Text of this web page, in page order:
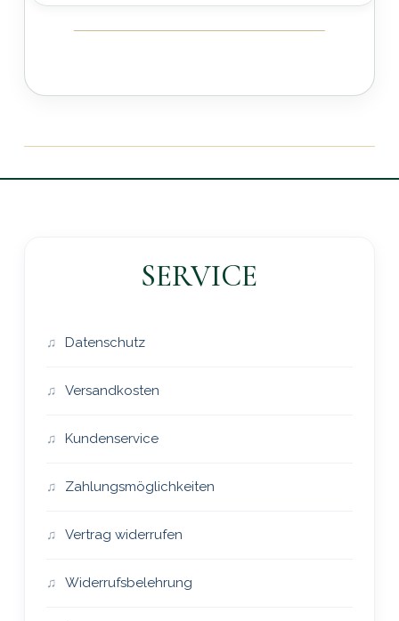
SERVICE
Datenschutz
Versandkosten
Kundenservice
Zahlungsmöglichkeiten
Vertrag widerrufen
Widerrufsbelehrung